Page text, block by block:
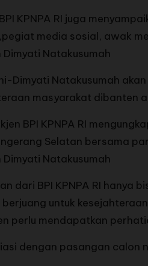
KPNPA RI juga
media sosial, awak
Natakusumah
Dimyati Natakusumah
masyarakat dibanten
BPI KPNPA RI
Selatan bersama
Natakusumah
dari BPI KPNPA RI
untuk
perlu mendapatkan
dengan pasangan calon